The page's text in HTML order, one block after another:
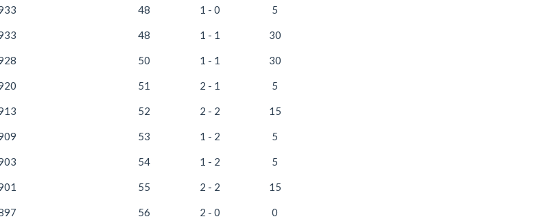
48 1 - 0 5
48 1 - 1 30
50 1 - 1 30
51 2 - 1 5
52 2 - 2 15
53 1 - 2 5
54 1 - 2 5
55 2 - 2 15
56 2 - 0 0